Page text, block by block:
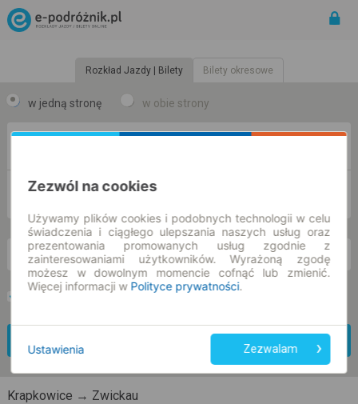
Rozkład Jazdy | Bilety Bilety okresowe
w jedną stronę w obie strony
DO
pt. 7 sie. -- : --
Krapkowice → Zwickau
Zezwól na cookies
Używamy plików cookies i podobnych technologii w celu
świadczenia i ciągłego ulepszania naszych usług oraz
prezentowania promowanych usług zgodnie z
zainteresowaniami użytkowników. Wyrażoną zgodę
możesz w dowolnym momencie cofnąć lub zmienić.
Więcej informacji w Polityce prywatności.
Ustawienia Zezwalam